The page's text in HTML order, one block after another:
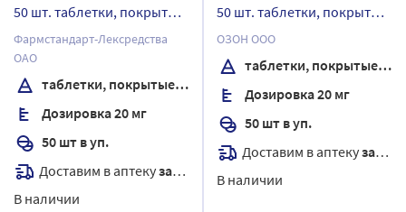
50 шт. таблетки, покрытые
оболочкой
Фармстандарт-Лексредства
ОАО
таблетки, покрытые оболочкой
Дозировка 20 мг
50 шт в уп.
Доставим в аптекузавтра
В наличии
50 шт. таблетки, покрытые
пленочной оболочкой
блистер
ОЗОН ООО
таблетки, покрытые пленочной оболочкой
Дозировка 20 мг
50 шт в уп.
Доставим в аптекузавтра
В наличии